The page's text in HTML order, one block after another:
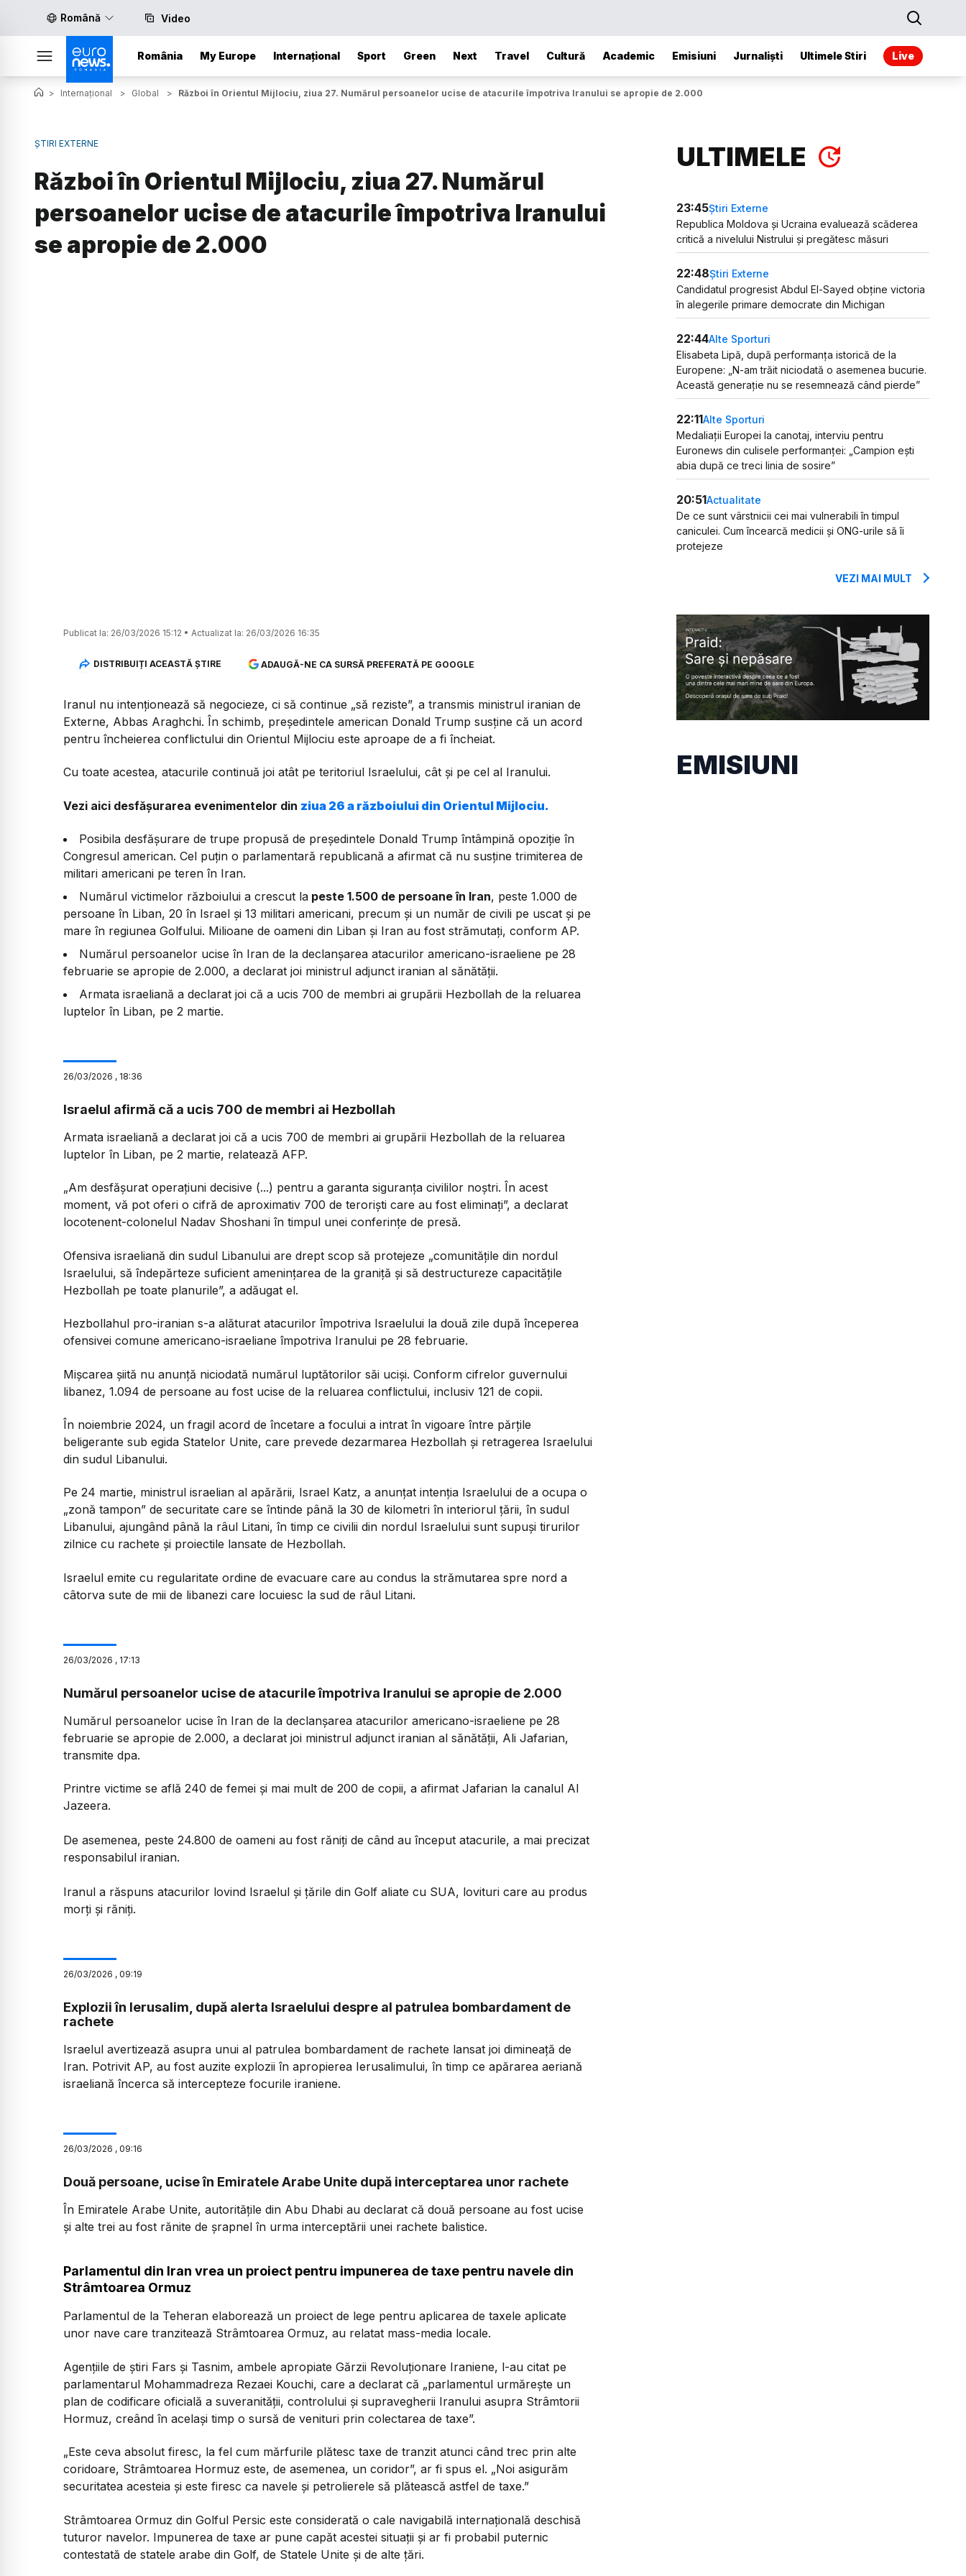
Română Video
România My Europe Internațional Sport Green Next Travel Cultură Academic Emisiuni Jurnaliști Ultimele Stiri Live
> Internațional > Global > Război în Orientul Mijlociu, ziua 27. Numărul persoanelor ucise de atacurile împotriva Iranului se apropie de 2.000
ȘTIRI EXTERNE
Război în Orientul Mijlociu, ziua 27. Numărul
persoanelor ucise de atacurile împotriva Iranului
se apropie de 2.000
Publicat la: 26/03/2026 15:12 • Actualizat la: 26/03/2026 16:35
DISTRIBUIȚI ACEASTĂ ȘTIRE ADAUGĂ-NE CA SURSĂ PREFERATĂ PE GOOGLE
Iranul nu intenționează să negocieze, ci să continue „să reziste”, a transmis ministrul iranian de
Externe, Abbas Araghchi. În schimb, președintele american Donald Trump susține că un acord
pentru încheierea conflictului din Orientul Mijlociu este aproape de a fi încheiat.
Cu toate acestea, atacurile continuă joi atât pe teritoriul Israelului, cât și pe cel al Iranului.
Vezi aici desfășurarea evenimentelor din ziua 26 a războiului din Orientul Mijlociu.
Posibila desfășurare de trupe propusă de președintele Donald Trump întâmpină opoziție în
Congresul american. Cel puțin o parlamentară republicană a afirmat că nu susține trimiterea de
militari americani pe teren în Iran.
Numărul victimelor războiului a crescut la peste 1.500 de persoane în Iran, peste 1.000 de
persoane în Liban, 20 în Israel și 13 militari americani, precum și un număr de civili pe uscat și pe
mare în regiunea Golfului. Milioane de oameni din Liban și Iran au fost strămutați, conform AP.
Numărul persoanelor ucise în Iran de la declanșarea atacurilor americano-israeliene pe 28
februarie se apropie de 2.000, a declarat joi ministrul adjunct iranian al sănătății.
Armata israeliană a declarat joi că a ucis 700 de membri ai grupării Hezbollah de la reluarea
luptelor în Liban, pe 2 martie.
26/03/2026 , 18:36
Israelul afirmă că a ucis 700 de membri ai Hezbollah
Armata israeliană a declarat joi că a ucis 700 de membri ai grupării Hezbollah de la reluarea
luptelor în Liban, pe 2 martie, relatează AFP.
„Am desfășurat operațiuni decisive (...) pentru a garanta siguranța civililor noștri. În acest
moment, vă pot oferi o cifră de aproximativ 700 de teroriști care au fost eliminați”, a declarat
locotenent-colonelul Nadav Shoshani în timpul unei conferințe de presă.
Ofensiva israeliană din sudul Libanului are drept scop să protejeze „comunitățile din nordul
Israelului, să îndepărteze suficient amenințarea de la graniță și să destructureze capacitățile
Hezbollah pe toate planurile”, a adăugat el.
Hezbollahul pro-iranian s-a alăturat atacurilor împotriva Israelului la două zile după începerea
ofensivei comune americano-israeliane împotriva Iranului pe 28 februarie.
Mișcarea șiită nu anunță niciodată numărul luptătorilor săi uciși. Conform cifrelor guvernului
libanez, 1.094 de persoane au fost ucise de la reluarea conflictului, inclusiv 121 de copii.
În noiembrie 2024, un fragil acord de încetare a focului a intrat în vigoare între părțile
beligerante sub egida Statelor Unite, care prevede dezarmarea Hezbollah și retragerea Israelului
din sudul Libanului.
Pe 24 martie, ministrul israelian al apărării, Israel Katz, a anunțat intenția Israelului de a ocupa o
„zonă tampon” de securitate care se întinde până la 30 de kilometri în interiorul țării, în sudul
Libanului, ajungând până la râul Litani, în timp ce civilii din nordul Israelului sunt supuși tirurilor
zilnice cu rachete și proiectile lansate de Hezbollah.
Israelul emite cu regularitate ordine de evacuare care au condus la strămutarea spre nord a
câtorva sute de mii de libanezi care locuiesc la sud de râul Litani.
26/03/2026 , 17:13
Numărul persoanelor ucise de atacurile împotriva Iranului se apropie de 2.000
Numărul persoanelor ucise în Iran de la declanșarea atacurilor americano-israeliene pe 28
februarie se apropie de 2.000, a declarat joi ministrul adjunct iranian al sănătății, Ali Jafarian,
transmite dpa.
Printre victime se află 240 de femei și mai mult de 200 de copii, a afirmat Jafarian la canalul Al
Jazeera.
De asemenea, peste 24.800 de oameni au fost răniți de când au început atacurile, a mai precizat
responsabilul iranian.
Iranul a răspuns atacurilor lovind Israelul și țările din Golf aliate cu SUA, lovituri care au produs
morți și răniți.
26/03/2026 , 09:19
Explozii în Ierusalim, după alerta Israelului despre al patrulea bombardament de
rachete
Israelul avertizează asupra unui al patrulea bombardament de rachete lansat joi dimineață de
Iran. Potrivit AP, au fost auzite explozii în apropierea Ierusalimului, în timp ce apărarea aeriană
israeliană încerca să intercepteze focurile iraniene.
26/03/2026 , 09:16
Două persoane, ucise în Emiratele Arabe Unite după interceptarea unor rachete
În Emiratele Arabe Unite, autoritățile din Abu Dhabi au declarat că două persoane au fost ucise
și alte trei au fost rănite de șrapnel în urma interceptării unei rachete balistice.
Parlamentul din Iran vrea un proiect pentru impunerea de taxe pentru navele din
Strâmtoarea Ormuz
Parlamentul de la Teheran elaborează un proiect de lege pentru aplicarea de taxele aplicate
unor nave care tranzitează Strâmtoarea Ormuz, au relatat mass-media locale.
Agențiile de știri Fars și Tasnim, ambele apropiate Gărzii Revoluționare Iraniene, l-au citat pe
parlamentarul Mohammadreza Rezaei Kouchi, care a declarat că „parlamentul urmărește un
plan de codificare oficială a suveranității, controlului și supravegherii Iranului asupra Strâmtorii
Hormuz, creând în același timp o sursă de venituri prin colectarea de taxe”.
„Este ceva absolut firesc, la fel cum mărfurile plătesc taxe de tranzit atunci când trec prin alte
coridoare, Strâmtoarea Hormuz este, de asemenea, un coridor”, ar fi spus el. „Noi asigurăm
securitatea acesteia și este firesc ca navele și petrolierele să plătească astfel de taxe.”
Strâmtoarea Ormuz din Golful Persic este considerată o cale navigabilă internațională deschisă
tuturor navelor. Impunerea de taxe ar pune capăt acestei situații și ar fi probabil puternic
contestată de statele arabe din Golf, de Statele Unite și de alte țări.
ULTIMELE
23:45Știri Externe
Republica Moldova și Ucraina evaluează scăderea
critică a nivelului Nistrului și pregătesc măsuri
22:48Știri Externe
Candidatul progresist Abdul El-Sayed obține victoria
în alegerile primare democrate din Michigan
22:44Alte Sporturi
Elisabeta Lipă, după performanța istorică de la
Europene: „N-am trăit niciodată o asemenea bucurie.
Această generație nu se resemnează când pierde”
22:11Alte Sporturi
Medaliații Europei la canotaj, interviu pentru
Euronews din culisele performanței: „Campion ești
abia după ce treci linia de sosire”
20:51Actualitate
De ce sunt vârstnicii cei mai vulnerabili în timpul
caniculei. Cum încearcă medicii și ONG-urile să îi
protejeze
VEZI MAI MULT
EMISIUNI